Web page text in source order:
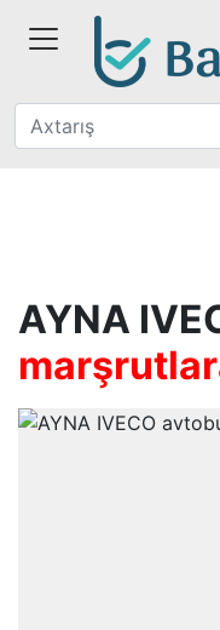
AYNA